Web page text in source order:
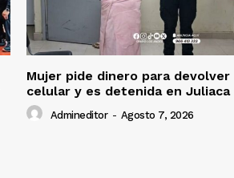
Mujer pide dinero para devolver
celular y es detenida en Juliaca
Admineditor - Agosto 7, 2026